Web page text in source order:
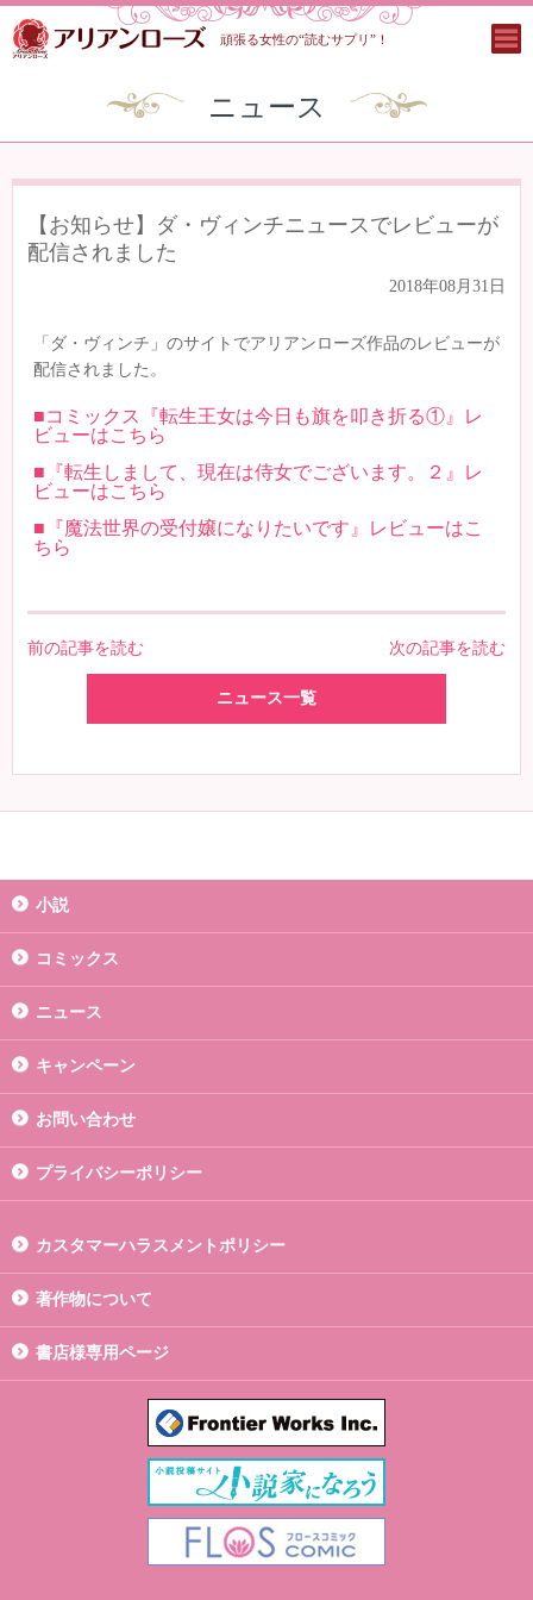
頑張る女性の“読むサプリ”！
ニュース
【お知らせ】ダ・ヴィンチニュースでレビューが
配信されました
2018年08月31日
「ダ・ヴィンチ」のサイトでアリアンローズ作品のレビューが
配信されました。
■コミックス『転生王女は今日も旗を叩き折る①』レ
ビューはこちら
■『転生しまして、現在は侍女でございます。２』レ
ビューはこちら
■『魔法世界の受付嬢になりたいです』レビューはこ
ちら
次の記事を読む
前の記事を読む
ニュース一覧
小説
コミックス
ニュース
キャンペーン
お問い合わせ
プライバシーポリシー
カスタマーハラスメントポリシー
著作物について
書店様専用ページ